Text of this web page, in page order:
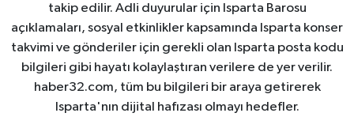
takip edilir. Adli duyurular için Isparta Barosu
açıklamaları, sosyal etkinlikler kapsamında Isparta konser
takvimi ve gönderiler için gerekli olan Isparta posta kodu
bilgileri gibi hayatı kolaylaştıran verilere de yer verilir.
haber32.com, tüm bu bilgileri bir araya getirerek
Isparta'nın dijital hafızası olmayı hedefler.